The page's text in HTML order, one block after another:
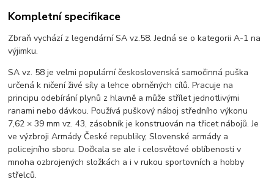
Kompletní specifikace
Zbraň vychází z legendární SA vz.58. Jedná se o kategorii A-1 na
výjimku.
SA vz. 58 je velmi populární československá samočinná puška
určená k ničení živé síly a lehce obrněných cílů. Pracuje na
principu odebírání plynů z hlavně a může střílet jednotlivými
ranami nebo dávkou. Používá puškový náboj středního výkonu
7,62 × 39 mm vz. 43, zásobník je konstruován na třicet nábojů. Je
ve výzbroji Armády České republiky, Slovenské armády a
policejního sboru. Dočkala se ale i celosvětové oblíbenosti v
mnoha ozbrojených složkách a i v rukou sportovních a hobby
střelců.